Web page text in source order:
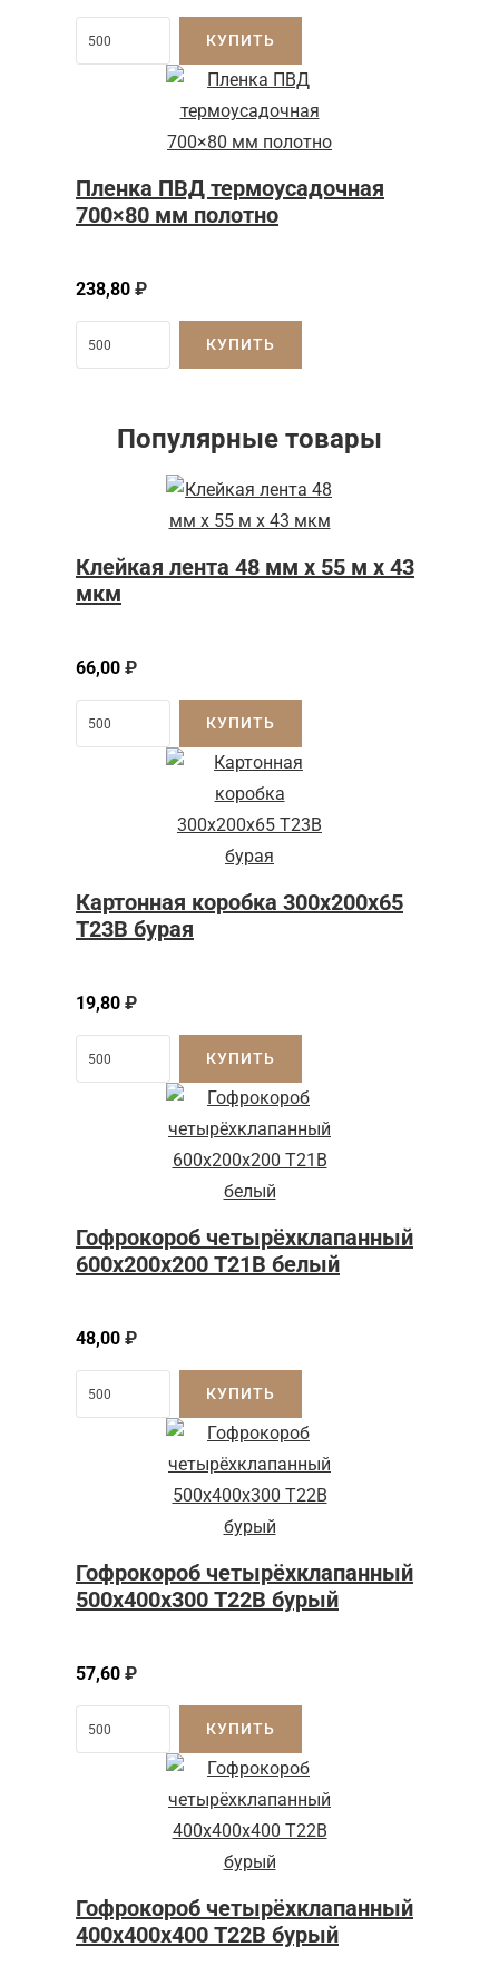
КУПИТЬ
Пленка ПВД термоусадочная
700×80 мм полотно
238,80 ₽
КУПИТЬ
Популярные товары
Клейкая лента 48 мм x 55 м x 43
мкм
66,00 ₽
КУПИТЬ
Картонная коробка 300x200x65
Т23B бурая
19,80 ₽
КУПИТЬ
Гофрокороб четырёхклапанный
600х200х200 Т21В белый
48,00 ₽
КУПИТЬ
Гофрокороб четырёхклапанный
500х400х300 Т22В бурый
57,60 ₽
КУПИТЬ
Гофрокороб четырёхклапанный
400х400х400 Т22В бурый